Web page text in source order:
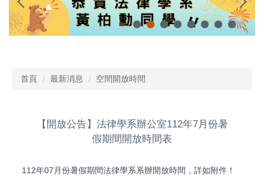
首頁 最新消息 空間開放時間
【開放公告】法律學系辦公室112年7月份暑
假期間開放時間表
112年07月份暑假期間法律學系系辦開放時間，詳如附件！